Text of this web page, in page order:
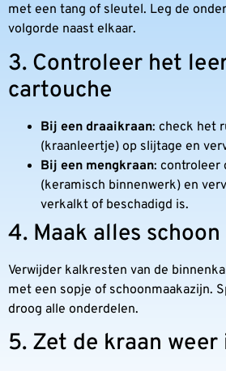
met een tang of sleutel. Leg de
volgorde naast elkaar.
3. Controleer het
cartouche
Bij een draaikraan: check het
(kraanleertje) op slijtage en
Bij een mengkraan: controleer
(keramisch binnenwerk) en
verkalkt of beschadigd is.
4. Maak alles schoon
Verwijder kalkresten van de
met een sopje of schoonmaakazijn.
droog alle onderdelen.
5. Zet de kraan weer